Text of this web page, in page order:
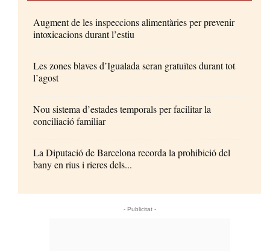
Augment de les inspeccions alimentàries per prevenir
intoxicacions durant l’estiu
Les zones blaves d’Igualada seran gratuïtes durant tot
l’agost
Nou sistema d’estades temporals per facilitar la
conciliació familiar
La Diputació de Barcelona recorda la prohibició del
bany en rius i rieres dels...
- Publicitat -